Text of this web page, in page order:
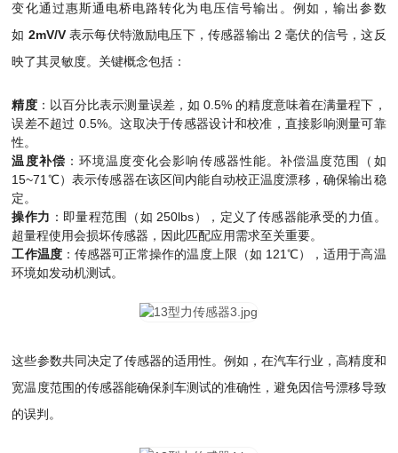
变化通过惠斯通电桥电路转化为电压信号输出。例如，输出参数
如 2mV/V表示每伏特激励电压下，传感器输出 2 毫伏的信号，这反
映了其灵敏度。关键概念包括：
精度：以百分比表示测量误差，如 0.5% 的精度意味着在满量程下，
误差不超过 0.5%。这取决于传感器设计和校准，直接影响测量可靠
性。
温度补偿 ：环境温度变化会影响传感器性能。补偿温度范围（如
15~71℃）表示传感器在该区间内能自动校正温度漂移，确保输出稳
定。
操作力 ：即量程范围（如 250lbs），定义了传感器能承受的力值。
超量程使用会损坏传感器，因此匹配应用需求至关重要。
工作温度：传感器可正常操作的温度上限（如 121℃），适用于高温
环境如发动机测试。
这些参数共同决定了传感器的适用性。例如，在汽车行业，高精度和
宽温度范围的传感器能确保刹车测试的准确性，避免因信号漂移导致
的误判。